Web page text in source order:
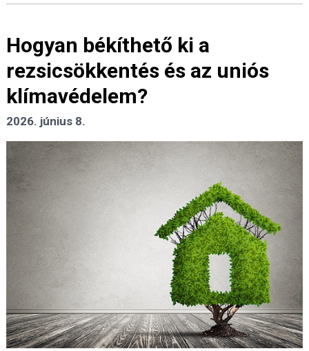
Hogyan békíthető ki a
rezsicsökkentés és az uniós
klímavédelem?
2026. június 8.